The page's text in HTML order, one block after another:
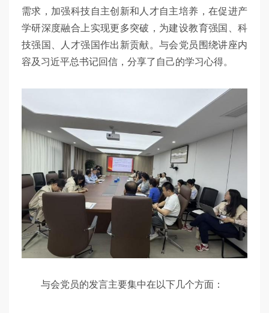
需求，加强科技自主创新和人才自主培养，在促进产
学研深度融合上实现更多突破，为建设教育强国、科
技强国、人才强国作出新贡献。与会党员围绕讲座内
容及习近平总书记回信，分享了自己的学习心得。
与会党员的发言主要集中在以下几个方面：